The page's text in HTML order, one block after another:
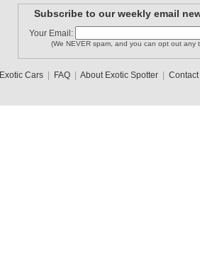
Subscribe to our weekly email
Your Email:
(We NEVER spam, and you can opt out any
Exotic Cars| FAQ| About Exotic Spotter| Contact